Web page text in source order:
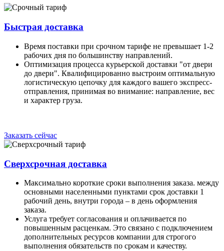
Быстрая доставка
Время поставки при срочном тарифе не превышает 1-2
рабочих дня по большинству направлений.
Оптимизация процесса курьерской доставки "от двери
до двери". Квалифицированно выстроим оптимальную
логистическую цепочку для каждого вашего экспресс-
отправления, принимая во внимание: направление, вес
и характер груза.
Заказать сейчас
Сверхсрочная доставка
Максимально короткие сроки выполнения заказа. между
основными населенными пунктами срок доставки 1
рабочий день, внутри города – в день оформления
заказа.
Услуга требует согласования и оплачивается по
повышенным расценкам. Это связано с подключением
дополнительных ресурсов компании для строгого
выполнения обязательств по срокам и качеству.